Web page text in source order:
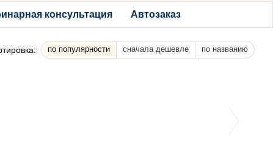
консультация Автозаказ
по популярности сначала дешевле по названию